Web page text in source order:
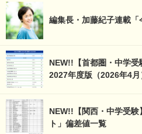
編集長・加藤紀子連載「
NEW!!【首都圏・中学受
2027年度版（2026年4月
NEW!!【関西・中学受
ト」偏差値一覧